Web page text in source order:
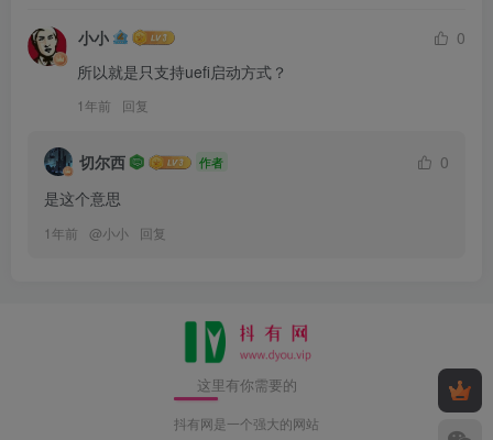
小小
0
所以就是只支持uefi启动方式？
1年前 回复
切尔西 作者
0
是这个意思
1年前 @小小 回复
这里有你需要的
抖有网是一个强大的网站